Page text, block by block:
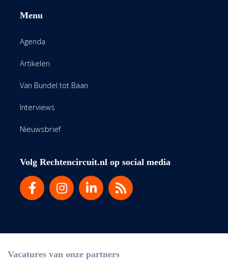
Menu
Agenda
Artikelen
Van Bundel tot Baan
Interviews
Nieuwsbrief
Volg Rechtencircuit.nl op social media
Vacatures van onze partners